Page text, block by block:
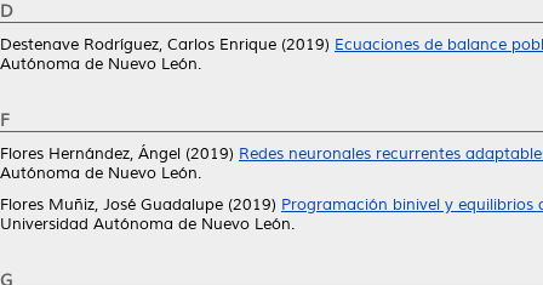
D
Destenave Rodríguez, Carlos Enrique (2019) Ecuaciones de balance
Autónoma de Nuevo León.
F
Flores Hernández, Ángel (2019) Redes neuronales recurrentes
Autónoma de Nuevo León.
Flores Muñiz, José Guadalupe (2019) Programación binivel y
Universidad Autónoma de Nuevo León.
G